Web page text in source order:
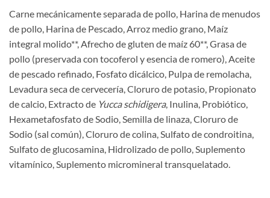
Carne mecánicamente separada de pollo, Harina de menudos
de pollo, Harina de Pescado, Arroz medio grano, Maíz
integral molido**, Afrecho de gluten de maíz 60**, Grasa de
pollo (preservada con tocoferol y esencia de romero), Aceite
de pescado refinado, Fosfato dicálcico, Pulpa de remolacha,
Levadura seca de cervecería, Cloruro de potasio, Propionato
de calcio, Extracto de Yucca schidigera, Inulina, Probiótico,
Hexametafosfato de Sodio, Semilla de linaza, Cloruro de
Sodio (sal común), Cloruro de colina, Sulfato de condroitina,
Sulfato de glucosamina, Hidrolizado de pollo, Suplemento
vitamínico, Suplemento micromineral transquelatado.